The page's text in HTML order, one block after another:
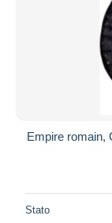
Empire romain,
Stato